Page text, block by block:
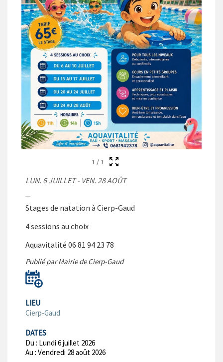
1 /1
LUN. 6 JUILLET - VEN. 28 AOÛT
Stages de natation à Cierp-Gaud
4 sessions au choix
Aquavitalité 06 81 94 23 78
Publié par Mairie de Cierp-Gaud
LIEU
Cierp-Gaud
DATES
Du : Lundi 6 juillet 2026
Au : Vendredi 28 août 2026